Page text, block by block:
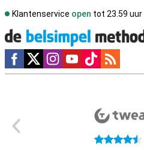
Klantenservice open tot 23.59 uur
Social media
4.5 sterren